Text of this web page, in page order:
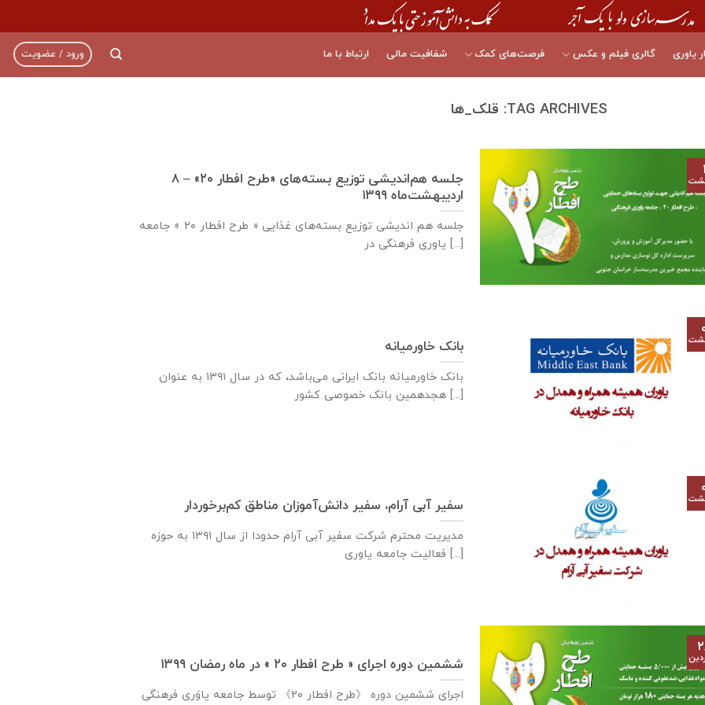
یاوری گالری فیلم و عکس فرصت‌های کمک شفافیت مالی ارتباط با ما ورود / عضویت
TAG ARCHIVES: قلک_ها
جلسه هم‌اندیشی توزیع بسته‌های «طرح افطار ۲۰» – ۸
اردیبهشت‌ماه ۱۳۹۹
جلسه هم اندیشی توزیع بسته‌های غذایی « طرح افطار ۲۰ » جامعه
یاوری فرهنگی در [...]
بانک خاورمیانه
بانک خاورمیانه بانک ایرانی می‌باشد، که در سال ۱۳۹۱ به عنوان
هجدهمین بانک خصوصی کشور [...]
سفیر آبی آرام، سفیر دانش‌آموزان مناطق کم‌برخوردار
مدیریت محترم شرکت سفیر آبی آرام حدودا از سال ۱۳۹۱ به حوزه
فعالیت جامعه یاوری [...]
ششمین دوره اجرای « طرح افطار ۲۰ » در ماه رمضان ۱۳۹۹
اجرای ششمین دوره 《طرح افطار ۲۰》 توسط جامعه یاوَری فرهنگی